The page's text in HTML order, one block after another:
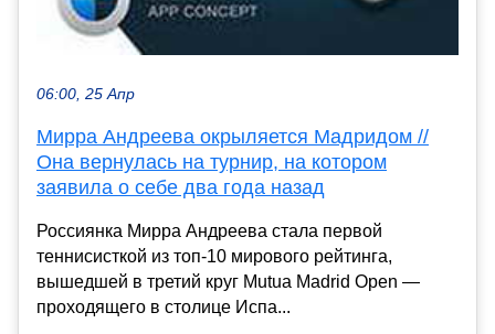
06:00, 25 Апр
Мирра Андреева окрыляется Мадридом //
Она вернулась на турнир, на котором
заявила о себе два года назад
Россиянка Мирра Андреева стала первой
теннисисткой из топ-10 мирового рейтинга,
вышедшей в третий круг Mutua Madrid Open —
проходящего в столице Испа...